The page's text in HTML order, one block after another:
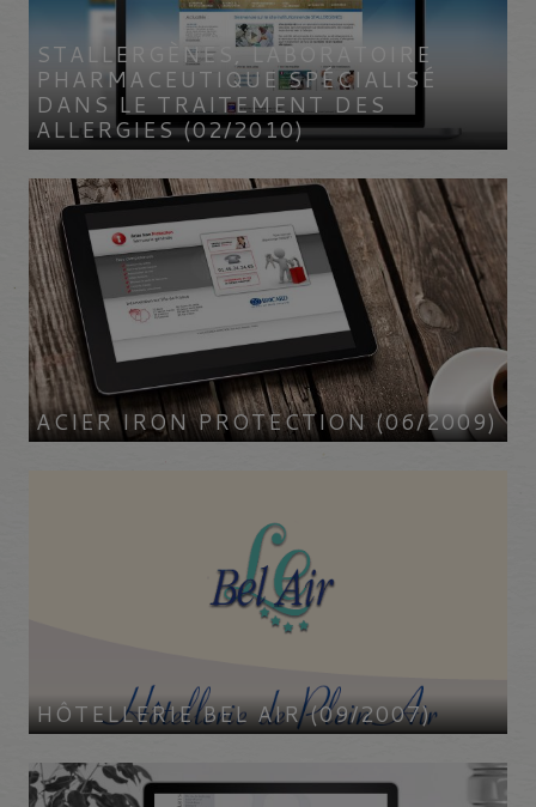
STALLERGÈNES, LABORATOIRE
PHARMACEUTIQUE SPÉCIALISÉ
DANS LE TRAITEMENT DES
ALLERGIES (02/2010)
ACIER IRON PROTECTION (06/2009)
HÔTELLERIE BEL AIR (09/2007)